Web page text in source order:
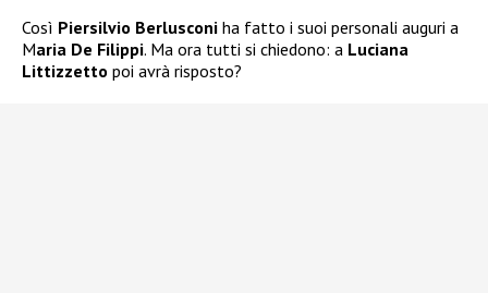
Così Piersilvio Berlusconi ha fatto i suoi personali auguri a
Maria De Filippi. Ma ora tutti si chiedono: a Luciana
Littizzetto poi avrà risposto?